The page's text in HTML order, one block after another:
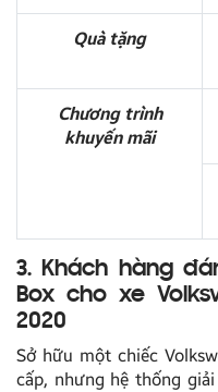
Quà tặng
Chương trình
khuyến mãi
3. Khách hàng
Box cho xe
2020
Sở hữu một chiếc
cấp, nhưng hệ thống